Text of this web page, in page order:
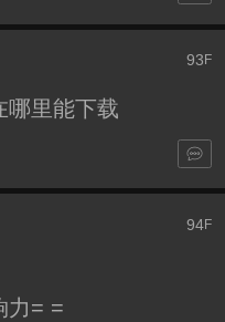
93 F
哪里能下载
94F
力= =